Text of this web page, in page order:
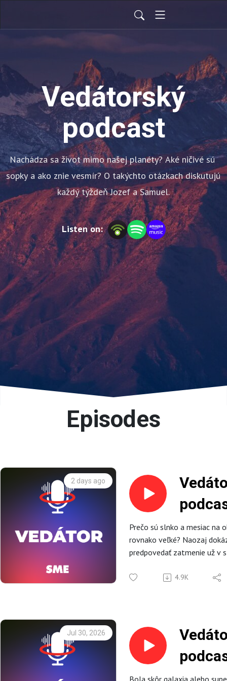
Vedátorský
podcast
Nachádza sa život mimo našej planéty? Aké ničivé sú
sopky a ako znie vesmír? O takýchto otázkach diskutujú
každý týždeň Jozef a Samuel.
Listen on:
Episodes
2 days ago
Známe
Prečo sú slnko a mesiac na
rovnako veľké? Naozaj
predpovedať zatmenie už v
relativity? Kedy nastane
Podcast vzniká v spolupráci
Bonusové epizódy a extra
nájdete nahttps://
4.9K
Jul 30, 2026
FAQ
Bola skôr galaxia alebo